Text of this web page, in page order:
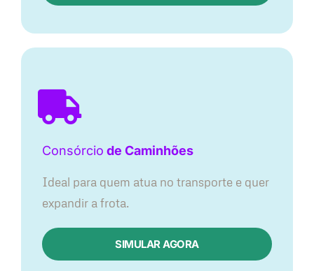
Consórcio de Caminhões
Ideal para quem atua no transporte e quer
expandir a frota.
SIMULAR AGORA